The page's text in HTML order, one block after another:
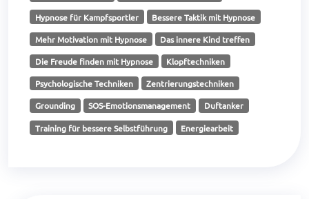
Hypnose für Kampfsportler Bessere Taktik mit Hypnose
Mehr Motivation mit Hypnose Das innere Kind treffen
Die Freude finden mit Hypnose Klopftechniken
Psychologische Techniken Zentrierungstechniken
Grounding SOS-Emotionsmanagement Duftanker
Training für bessere Selbstführung Energiearbeit